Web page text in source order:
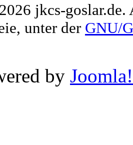
jkcs-goslar.de.
unter der GNU/
by Joomla!